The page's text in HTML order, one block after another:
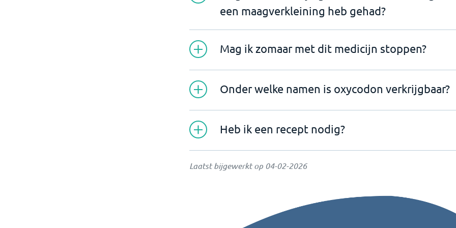
een maagverkleining heb gehad?
Mag ik zomaar met dit medicijn stoppen?
Onder welke namen is oxycodon verkrijgbaar?
Heb ik een recept nodig?
Laatst bijgewerkt op 04-02-2026